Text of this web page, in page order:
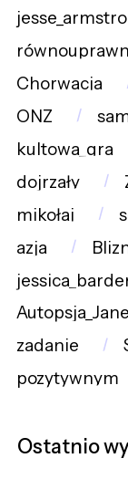
Chorwacja
ONZ
kultowa_gra
dojrzały
mikołaj
azja
zadanie
pozytywnym
Ostatnio